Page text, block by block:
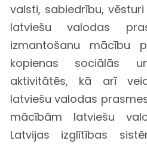
valsti, sabiedrību,
latviešu valodas
izmantošanu mācību
kopienas sociālās
aktivitātēs, kā arī
latviešu valodas
mācībām latviešu
Latvijas izglītības